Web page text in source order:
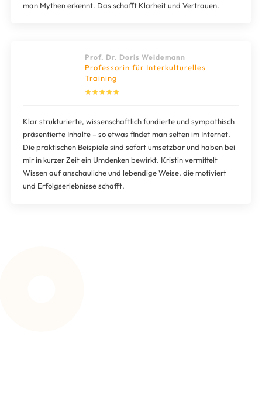
man Mythen erkennt. Das schafft Klarheit und Vertrauen.
Prof. Dr. Doris Weidemann
Professorin für Interkulturelles
Training
Klar strukturierte, wissenschaftlich fundierte und sympathisch
präsentierte Inhalte – so etwas findet man selten im Internet.
Die praktischen Beispiele sind sofort umsetzbar und haben bei
mir in kurzer Zeit ein Umdenken bewirkt. Kristin vermittelt
Wissen auf anschauliche und lebendige Weise, die motiviert
und Erfolgserlebnisse schafft.